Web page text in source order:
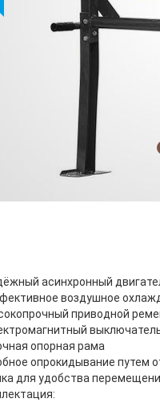
асинхронный
воздушное
приводной
опорная рама
опрокидывание путем
для удобства